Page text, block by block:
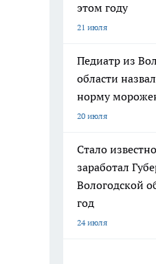
этом году
21 июля
Педиатр из
области
норму
20 июля
Стало
заработал
Вологодской
год
24 июля